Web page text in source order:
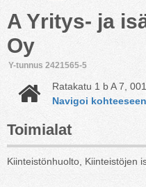
A Yritys- ja
Oy
Y-tunnus 2421565-5
Ratakatu 1 b A 7,
Navigoi kohteeseen
Toimialat
Kiinteistönhuolto, Kiinteistöjen